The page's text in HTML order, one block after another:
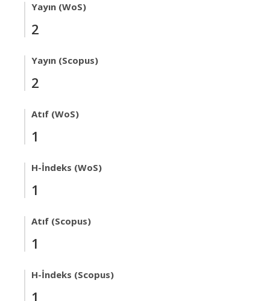
Yayın (WoS)
2
Yayın (Scopus)
2
Atıf (WoS)
1
H-İndeks (WoS)
1
Atıf (Scopus)
1
H-İndeks (Scopus)
1